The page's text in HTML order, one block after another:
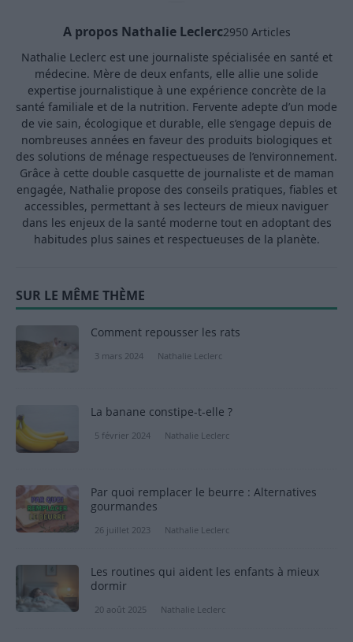
A propos Nathalie Leclerc2950 Articles
Nathalie Leclerc est une journaliste spécialisée en santé et
médecine. Mère de deux enfants, elle allie une solide
expertise journalistique à une expérience concrète de la
santé familiale et de la nutrition. Fervente adepte d’un mode
de vie sain, écologique et durable, elle s’engage depuis de
nombreuses années en faveur des produits biologiques et
des solutions de ménage respectueuses de l’environnement.
Grâce à cette double casquette de journaliste et de maman
engagée, Nathalie propose des conseils pratiques, fiables et
accessibles, permettant à ses lecteurs de mieux naviguer
dans les enjeux de la santé moderne tout en adoptant des
habitudes plus saines et respectueuses de la planète.
SUR LE MÊME THÈME
Comment repousser les rats
3 mars 2024 Nathalie Leclerc
La banane constipe-t-elle ?
5 février 2024 Nathalie Leclerc
Par quoi remplacer le beurre : Alternatives
gourmandes
26 juillet 2023 Nathalie Leclerc
Les routines qui aident les enfants à mieux
dormir
20 août 2025 Nathalie Leclerc